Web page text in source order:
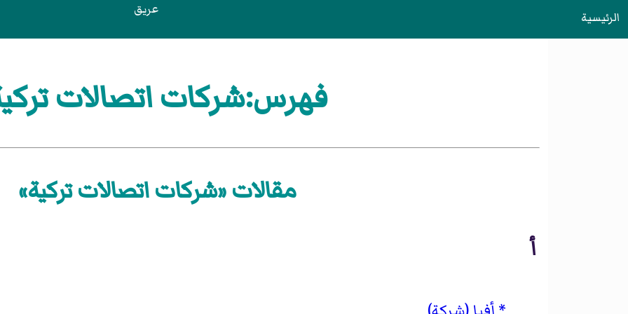
الرئيسية عريق
فهرس:شركات اتصالات
مقالات «شركات اتصالات تركية»
أ